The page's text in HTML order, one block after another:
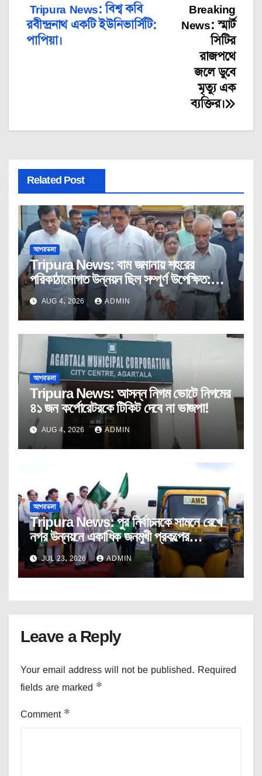
Post
navigation
Breaking
News: স্মার্ট
সিটির
রাজপথে
জলে ডুবে
মৃত্যু এক
ব্যক্তির।
Tripura News: বিশ্ব কবি
রবীন্দ্রনাথ একটি ইউনিভার্সিটি:
পাপিয়া।
Related Post
আগরতলা
Tripura News: বাম জমানায় শহরের
পরিকাঠামোগত উন্নয়ন ছিল সম্পূর্ণ উপেক্ষিত:
মুখ্যমন্ত্রী
AUG 4, 2026 ADMIN
আগরতলা
Tripura News: আসন্ন নিগম ভোটে নিগমের
৪১ জন কর্পোরেটরকে টিকিট দেবে না ভাজপা!
AUG 4, 2026 ADMIN
আগরতলা
Tripura News: পুর নির্বাচনকে সামনে রেখে
নগর উন্নয়নে একাধিক জনমুখী প্রকল্পের
উদ্বোধন।
JUL 23, 2026 ADMIN
Leave a Reply
Your email address will not be published. Required
fields are marked *
Comment *